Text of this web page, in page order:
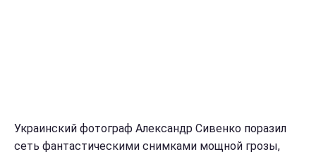
Украинский фотограф Александр Сивенко поразил
сеть фантастическими снимками мощной грозы,